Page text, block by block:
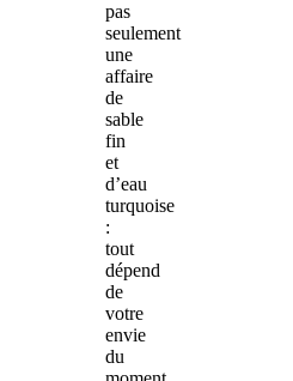
pas
seulement
une
affaire
de
sable
fin
et
d’eau
turquoise
:
tout
dépend
de
votre
envie
du